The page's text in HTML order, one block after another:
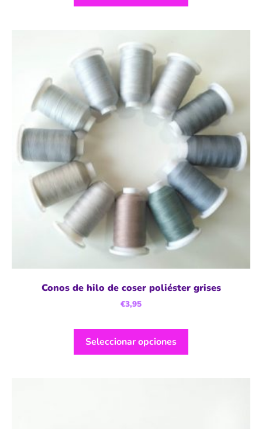
Conos de hilo de coser poliéster grises
€3,95
Seleccionar opciones